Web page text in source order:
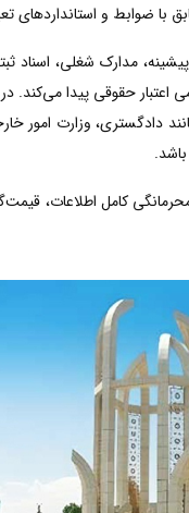
با ضوابط و استانداردهای
مدارک شغلی، اسناد
حقوقی پیدا می‌کند. در
دادگستری، وزارت امور
کامل اطلاعات،